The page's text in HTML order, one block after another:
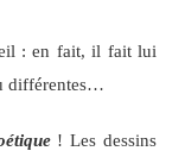
: en fait, il fait lui
différentes…
! Les dessins